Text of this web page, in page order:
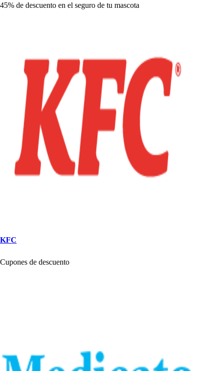
45% de descuento en el seguro de tu mascota
KFC
Cupones de descuento